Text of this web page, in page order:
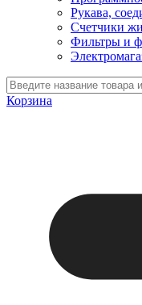
Рукава,
Счетчики
Фильтры и
Корзина